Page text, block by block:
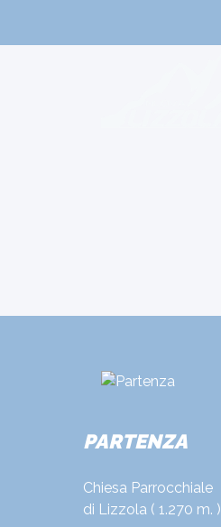
PARTENZA
Chiesa Parrocchiale
di Lizzola ( 1.270 m. )